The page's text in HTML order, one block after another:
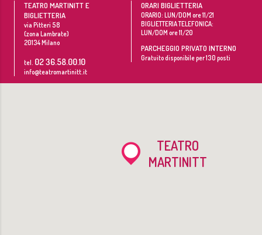
TEATRO MARTINITT E
BIGLIETTERIA
via Pitteri 58
(zona Lambrate)
20134Milano
tel. 02 36.58.00.10
info@teatromartinitt.it
ORARI BIGLIETTERIA
ORARIO: LUN/DOM ore 11/21
BIGLIETTERIA TELEFONICA:
LUN/DOM ore 11/20
PARCHEGGIO PRIVATO INTERNO
Gratuito disponibile per 130 posti
TEATRO
MARTINITT